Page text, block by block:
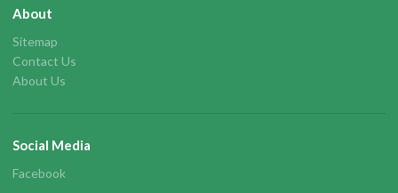
About
Sitemap
Contact Us
About Us
Social Media
Facebook